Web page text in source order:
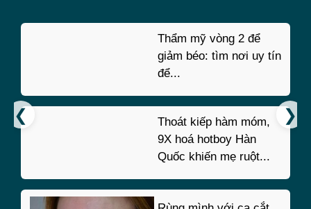
Thẩm mỹ vòng 2 để
giảm béo: tìm nơi uy tín
để...
Thoát kiếp hàm móm,
9X hoá hotboy Hàn
Quốc khiến mẹ ruột...